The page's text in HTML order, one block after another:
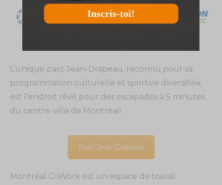
L’unique parc Jean-Drapeau, reconnu pour sa
programmation culturelle et sportive diversifiée,
est l’endroit rêvé pour des escapades à 5 minutes
du centre-ville de Montréal!
Parc Jean-Drapeau
Montréal CoWork est un espace de travail
Inscris-toi!